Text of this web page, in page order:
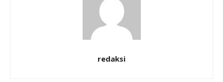
redaksi